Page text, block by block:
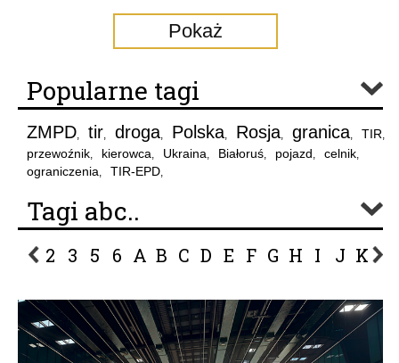
Pokaż
Popularne tagi
ZMPD, tir, droga, Polska, Rosja, granica, TIR,
przewoźnik, kierowca, Ukraina, Białoruś, pojazd, celnik,
ograniczenia, TIR-EPD,
Tagi abc..
2 3 5 6 A B C D E F G H I J K L